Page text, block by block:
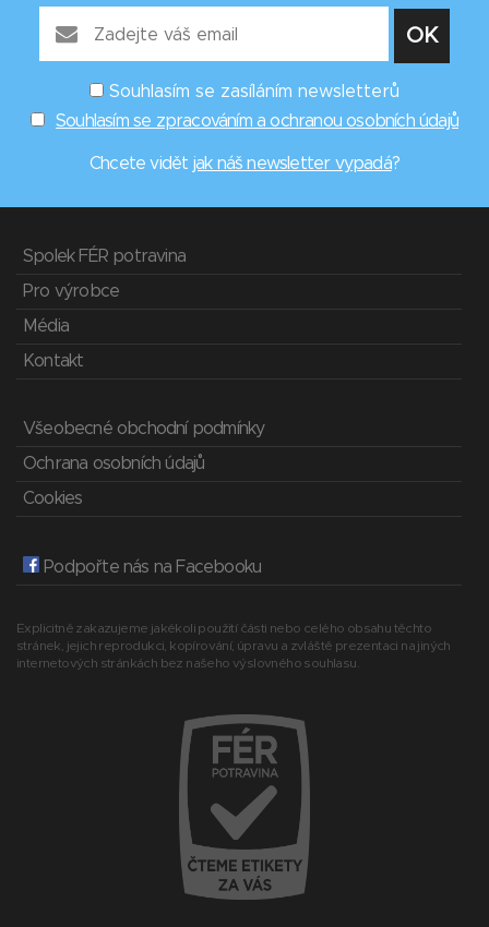
Souhlasím se zasíláním newsletterů
Souhlasím se zpracováním a ochranou osobních údajů
Chcete vidět jak náš newsletter vypadá?
Spolek FÉR potravina
Pro výrobce
Média
Kontakt
Všeobecné obchodní podmínky
Ochrana osobních údajů
Cookies
Podpořte nás na Facebooku
Explicitně zakazujeme jakékoli použití části nebo celého obsahu těchto
stránek, jejich reprodukci, kopírování, úpravu a zvláště prezentaci na jiných
internetových stránkách bez našeho výslovného souhlasu.